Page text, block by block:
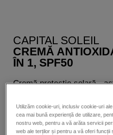
CAPITAL SOLEIL
CREMĂ
ÎN 1, SPF50
Cremă protecție solară -
Cremă față SPF 50
Utilizăm cookie-uri, inclusiv cookie-uri
cea mai bună experiență de utilizare,
nostru web, pentru a vă arăta servicii
web ale terților și pentru a vă oferi funcții